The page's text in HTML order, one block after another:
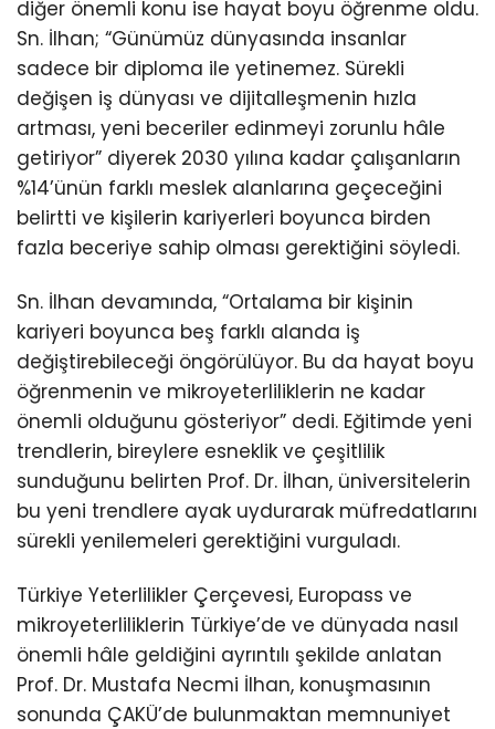
diğer önemli konu ise hayat boyu öğrenme oldu.
Sn. İlhan; “Günümüz dünyasında insanlar
sadece bir diploma ile yetinemez. Sürekli
değişen iş dünyası ve dijitalleşmenin hızla
artması, yeni beceriler edinmeyi zorunlu hâle
getiriyor” diyerek 2030 yılına kadar çalışanların
%14’ünün farklı meslek alanlarına geçeceğini
belirtti ve kişilerin kariyerleri boyunca birden
fazla beceriye sahip olması gerektiğini söyledi.
Sn. İlhan devamında, “Ortalama bir kişinin
kariyeri boyunca beş farklı alanda iş
değiştirebileceği öngörülüyor. Bu da hayat boyu
öğrenmenin ve mikroyeterliliklerin ne kadar
önemli olduğunu gösteriyor” dedi. Eğitimde yeni
trendlerin, bireylere esneklik ve çeşitlilik
sunduğunu belirten Prof. Dr. İlhan, üniversitelerin
bu yeni trendlere ayak uydurarak müfredatlarını
sürekli yenilemeleri gerektiğini vurguladı.
Türkiye Yeterlilikler Çerçevesi, Europass ve
mikroyeterliliklerin Türkiye’de ve dünyada nasıl
önemli hâle geldiğini ayrıntılı şekilde anlatan
Prof. Dr. Mustafa Necmi İlhan, konuşmasının
sonunda ÇAKÜ’de bulunmaktan memnuniyet